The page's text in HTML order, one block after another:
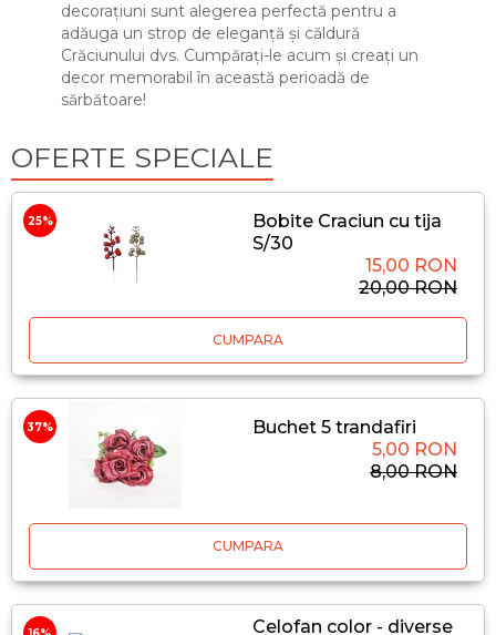
decorațiuni sunt alegerea perfectă pentru a
adăuga un strop de eleganță și căldură
Crăciunului dvs. Cumpărați-le acum și creați un
decor memorabil în această perioadă de
sărbătoare!
OFERTE SPECIALE
25%
Bobite Craciun cu tija
S/30
15,00 RON
20,00 RON
CUMPARA
37%
Buchet 5 trandafiri
5,00 RON
8,00 RON
CUMPARA
Celofan color - diverse